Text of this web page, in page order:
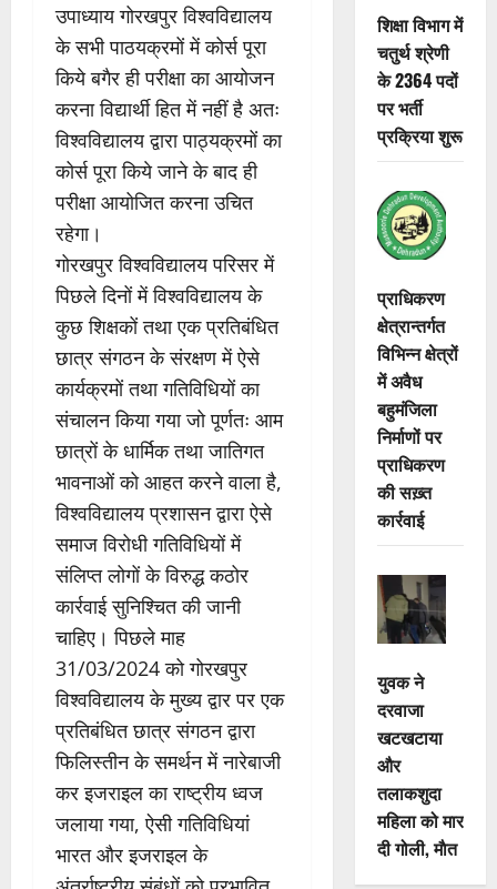
उपाध्याय गोरखपुर विश्वविद्यालय
के सभी पाठयक्रमों में कोर्स पूरा
किये बगैर ही परीक्षा का आयोजन
करना विद्यार्थी हित में नहीं है अतः
विश्वविद्यालय द्वारा पाठ्यक्रमों का
कोर्स पूरा किये जाने के बाद ही
परीक्षा आयोजित करना उचित
रहेगा।
गोरखपुर विश्वविद्यालय परिसर में
पिछले दिनों में विश्वविद्यालय के
कुछ शिक्षकों तथा एक प्रतिबंधित
छात्र संगठन के संरक्षण में ऐसे
कार्यक्रमों तथा गतिविधियों का
संचालन किया गया जो पूर्णतः आम
छात्रों के धार्मिक तथा जातिगत
भावनाओं को आहत करने वाला है,
विश्वविद्यालय प्रशासन द्वारा ऐसे
समाज विरोधी गतिविधियों में
संलिप्त लोगों के विरुद्ध कठोर
कार्रवाई सुनिश्चित की जानी
चाहिए। पिछले माह
31/03/2024 को गोरखपुर
विश्वविद्यालय के मुख्य द्वार पर एक
प्रतिबंधित छात्र संगठन द्वारा
फिलिस्तीन के समर्थन में नारेबाजी
कर इजराइल का राष्ट्रीय ध्वज
जलाया गया, ऐसी गतिविधियां
भारत और इजराइल के
शिक्षा विभाग में
चतुर्थ श्रेणी
के 2364 पदों
पर भर्ती
प्रक्रिया शुरू
प्राधिकरण
क्षेत्रान्तर्गत
विभिन्न क्षेत्रों
में अवैध
बहुमंजिला
निर्माणों पर
प्राधिकरण
की सख़्त
कार्रवाई
युवक ने
दरवाजा
खटखटाया
और
तलाकशुदा
महिला को मार
दी गोली, माैत